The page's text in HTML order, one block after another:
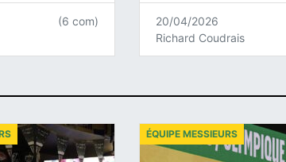
(6 com)
20/04/2026
Richard Coudrais
ÉQUIPE MESSIEURS